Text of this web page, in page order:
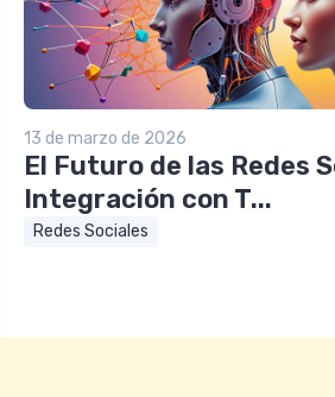
13 de marzo de 2026
El Futuro de las Redes
Integración con T...
Redes Sociales